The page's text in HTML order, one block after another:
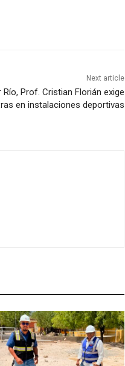
Next article
Prof. Cristian Florián exige
en instalaciones deportivas